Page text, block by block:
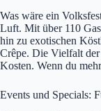
Was wäre ein
Luft. Mit über 110
hin zu exotischen
Crêpe. Die Vielfalt der
Kosten. Wenn du
Events und Specials: